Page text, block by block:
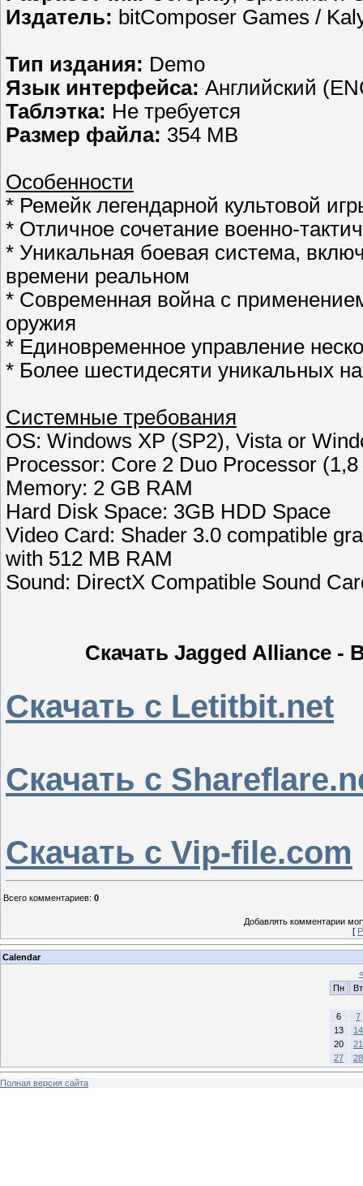
Издатель: bitComposer Games /
Тип издания: Demo
Язык интерфейса: Английский
Таблэтка: Не требуется
Размер файла: 354 MB
Особенности
* Ремейк легендарной культовой
* Отличное сочетание военно-
* Уникальная боевая система,
времени реальном
* Современная война с
оружия
* Единовременное управление
* Более шестидесяти уникальных
Системные требования
OS: Windows XP (SP2), Vista or
Processor: Core 2 Duo Processor
Memory: 2 GB RAM
Hard Disk Space: 3GB HDD Space
Video Card: Shader 3.0 compatible
with 512 MB RAM
Sound: DirectX Compatible Sound
Скачать Jagged Alliance -
Скачать с Letitbit.net
Скачать с
Скачать с Vip-file.com
Всего комментариев: 0
Добавлять комментарии
[
Calendar
«
Пн
Вт
6
7
13
14
20
21
27
28
Полная версия сайта